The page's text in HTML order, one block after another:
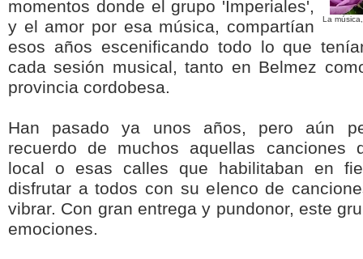
La
momentos donde el grupo 'Imperiales',
y el amor por esa música, compartían
esos años escenificando todo lo que
cada sesión musical, tanto en Belmez
provincia cordobesa.
Han pasado ya unos años, pero aún
recuerdo de muchos aquellas canciones
local o esas calles que habilitaban en
disfrutar a todos con su elenco de
vibrar. Con gran entrega y pundonor, este
emociones.